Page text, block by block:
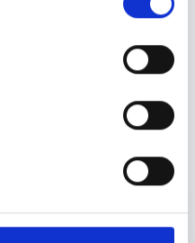
country of delivery